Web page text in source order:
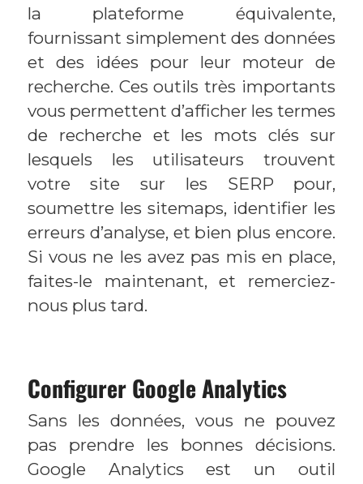
la plateforme équivalente,
fournissant simplement des données
et des idées pour leur moteur de
recherche. Ces outils très importants
vous permettent d’afficher les termes
de recherche et les mots clés sur
lesquels les utilisateurs trouvent
votre site sur les SERP pour,
soumettre les sitemaps, identifier les
erreurs d’analyse, et bien plus encore.
Si vous ne les avez pas mis en place,
faites-le maintenant, et remerciez-
nous plus tard.
Configurer Google Analytics
Sans les données, vous ne pouvez
pas prendre les bonnes décisions.
Google Analytics est un outil